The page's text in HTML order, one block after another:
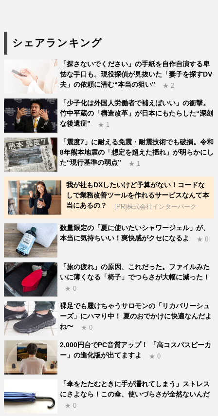
シェアランキング
「探さないでください」の手紙を自作自演する卑
怯な手口も。現役探偵が見抜いた「妻子を探すDV
夫」の依頼に潜む“本当の狙い”
★ 2
「少子化は外国人労働者で補えばいい」の衝撃。
竹中平蔵の「構造改革」が日本にもたらした“深刻
な後遺症”
★ 1
「震度7」に耐える免震・耐震技術でも破損。令和
8年熊本地震の「想定を超えた揺れ」が明らかにし
た“現行基準の弱点”
★ 1
我が社もDXしたいけど予算がない！コードな
しで業務改善ツールを作れるサービスなんて本
当にあるの？
[PR]株式会社インターパーク
数量限定の「夏に使いたいシャワージェル」が、
本当に気持ちいい！爽快感がクセになるよ
★ 0
「旅の疲れ」の原因、これだった。ファイルみた
いに薄くなる「椅子」でつらさが大幅に減った！
★ 0
裸足でも履けちゃうサロモンの「リカバリーシュ
ーズ」にハマり中！ 夏のおでかけに快適なんだよ
ね〜
★ 0
2,000円台でPC音質アップ！ 「高コスパスピーカ
ー」の進化版が出てますよ
★ 0
「傘をたたむときに手が濡れてしまう」ストレス
にさよなら！この傘、使いづらさが全然ないんだ
★ 0